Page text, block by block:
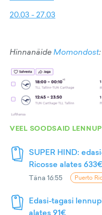
20.03 - 27.03
HinnanäideMomondost:
VEEL SOODSAID
SUPER HIND:
Ricosse alates 633€
Täna 16:55 Puerto
Edasi-tagasi
alates 91€